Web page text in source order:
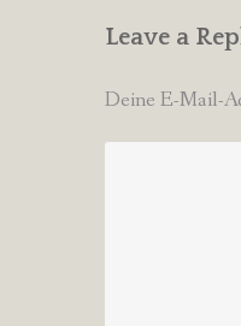
Leave a
Deine E-Mail-